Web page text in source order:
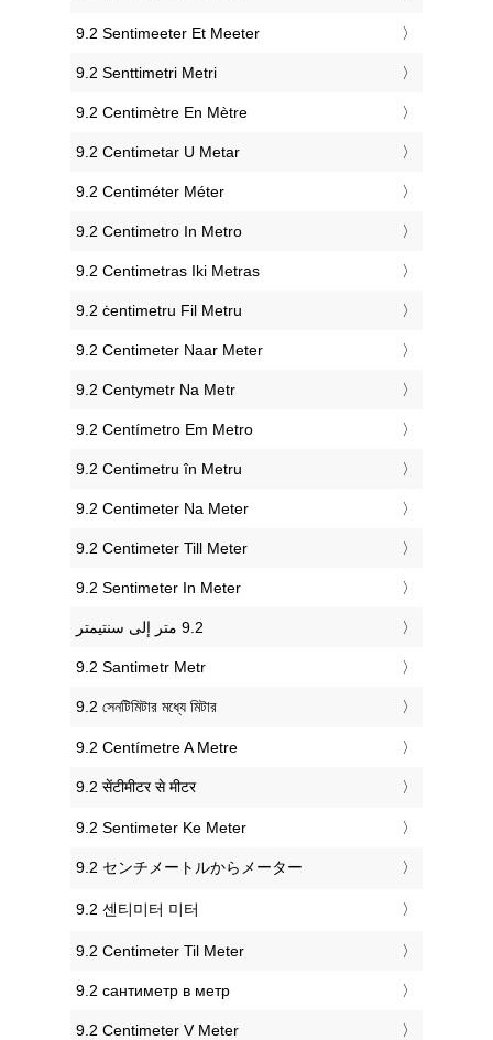
‎9.2 Sentimeeter Et Meeter
‎9.2 Senttimetri Metri
‎9.2 Centimètre En Mètre
‎9.2 Centimetar U Metar
‎9.2 Centiméter Méter
‎9.2 Centimetro In Metro
‎9.2 Centimetras Iki Metras
‎9.2 ċentimetru Fil Metru
‎9.2 Centimeter Naar Meter
‎9.2 Centymetr Na Metr
‎9.2 Centímetro Em Metro
‎9.2 Centimetru în Metru
‎9.2 Centimeter Na Meter
‎9.2 Centimeter Till Meter
‎9.2 Sentimeter In Meter
‎9.2 Santimetr Metr
‎9.2 সেনটিমিটার মধ্যে মিটার
‎9.2 Centímetre A Metre
‎9.2 सेंटीमीटर से मीटर
‎9.2 Sentimeter Ke Meter
‎9.2 センチメートルからメーター
‎9.2 센티미터 미터
‎9.2 Centimeter Til Meter
‎9.2 сантиметр в метр
‎9.2 Centimeter V Meter